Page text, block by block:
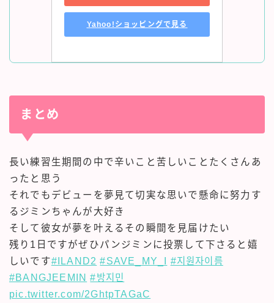
Yahoo!ショッピングで見る
まとめ
長い練習生期間の中で辛いこと苦しいことたくさんあ
ったと思う
それでもデビューを夢見て切実な思いで懸命に努力す
るジミンちゃんが大好き
そして彼女が夢を叶えるその瞬間を見届けたい
残り1日ですがぜひパンジミンに投票して下さると嬉
しいです#ILAND2 #SAVE_MY_I
#지원자이름
#BANGJEEMIN #방지민
pic.twitter.com/2GhtpTAGaC